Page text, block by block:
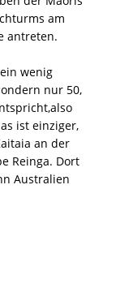
am
antreten.
wenig
nur 50,
ist einziger,
an der
Reinga. Dort
Australien